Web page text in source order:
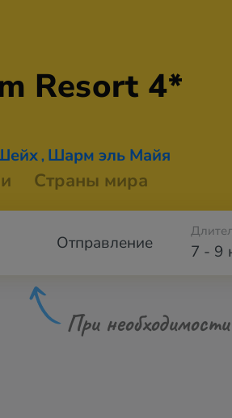
Resort 4*
, Шарм эль Майя
Страны мира
Отправление 7 - 9
При